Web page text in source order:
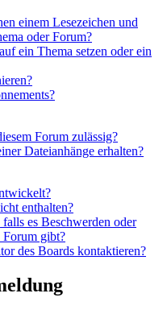
einem Lesezeichen und
oder Forum?
ein Thema setzen oder ein
Forum zulässig?
Dateianhänge erhalten?
enthalten?
es Beschwerden oder
Forum gibt?
des Boards kontaktieren?